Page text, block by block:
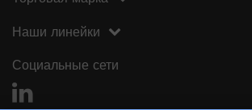
Наши линейки
Социальные сети